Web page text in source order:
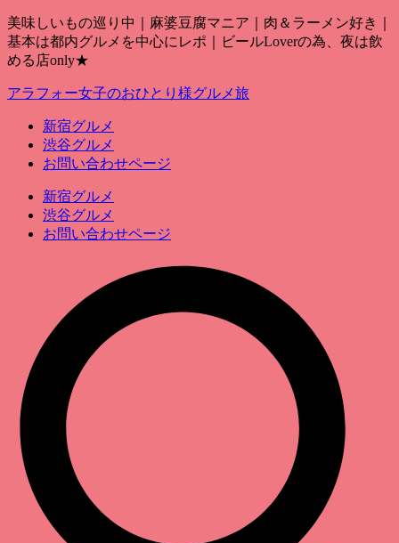
美味しいもの巡り中｜麻婆豆腐マニア｜肉＆ラーメン好き｜
基本は都内グルメを中心にレポ｜ビールLoverの為、夜は飲
める店only★
アラフォー女子のおひとり様グルメ旅
新宿グルメ
渋谷グルメ
お問い合わせページ
新宿グルメ
渋谷グルメ
お問い合わせページ